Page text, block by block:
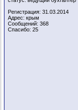
Регистрация: 31.03.2014
Адрес: крым
Сообщений: 368
Спасибо: 25